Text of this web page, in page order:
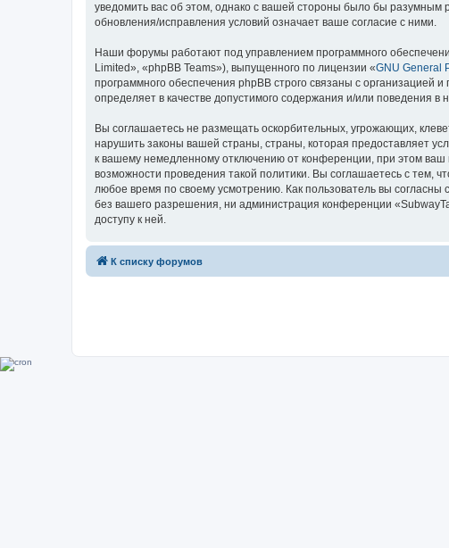
уведомить вас об этом, однако с вашей стороны было бы разумным
обновления/исправления условий означает ваше согласие с ними.
Наши форумы работают под управлением программного
Limited», «phpBB Teams»), выпущенного по лицензии «GNU General
программного обеспечения phpBB строго связаны с организацией
определяет в качестве допустимого содержания и/или поведения
Вы соглашаетесь не размещать оскорбительных, угрожающих,
нарушить законы вашей страны, страны, которая предоставляет
к вашему немедленному отключению от конференции, при этом ваш
возможности проведения такой политики. Вы соглашаетесь с тем,
любое время по своему усмотрению. Как пользователь вы
без вашего разрешения, ни администрация конференции
доступу к ней.
К списку форумов